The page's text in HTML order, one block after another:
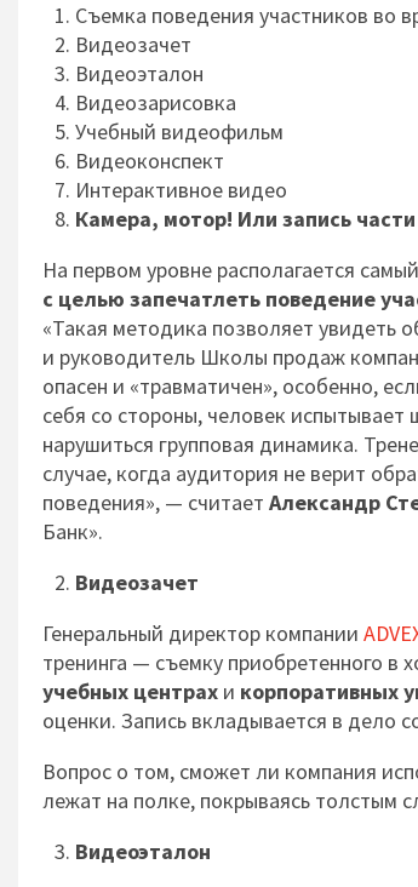
Съемка поведения участников во
Видеозачет
Видеоэталон
Видеозарисовка
Учебный видеофильм
Видеоконспект
Интерактивное видео
Камера, мотор! Или запись
На первом уровне располагается
с целью запечатлеть поведение
«Такая методика позволяет увидеть
и руководитель Школы продаж
опасен и «травматичен», особенно,
себя со стороны, человек
нарушиться групповая динамика.
случае, когда аудитория не верит
поведения», — считает Александр
Банк».
Видеозачет
Генеральный директор компании
тренинга — съемку приобретенного в
учебных центрах и корпоративных
оценки. Запись вкладывается в дело
Вопрос о том, сможет ли компания
лежат на полке, покрываясь толстым
Видеоэталон